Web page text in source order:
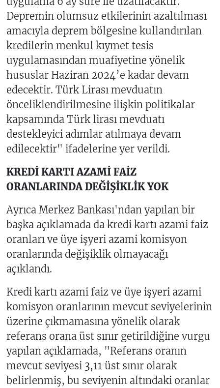
Depremin olumsuz etkilerinin azaltılması
amacıyla deprem bölgesine kullandırılan
kredilerin menkul kıymet tesis
uygulamasından muafiyetine yönelik
hususlar Haziran 2024’e kadar devam
edecektir. Türk Lirası mevduatın
önceliklendirilmesine ilişkin politikalar
kapsamında Türk lirası mevduatı
destekleyici adımlar atılmaya devam
edilecektir" ifadelerine yer verildi.
KREDİ KARTI AZAMİ FAİZ
ORANLARINDA DEĞİŞİKLİK YOK
Ayrıca Merkez Bankası'ndan yapılan bir
başka açıklamada da kredi kartı azami faiz
oranları ve üye işyeri azami komisyon
oranlarında değişiklik olmayacağı
açıklandı.
Kredi kartı azami faiz ve üye işyeri azami
komisyon oranlarının mevcut seviyelerinin
üzerine çıkmamasına yönelik olarak
referans orana üst sınır getirildiğine vurgu
yapılan açıklamada, "Referans oranın
mevcut seviyesi 3,11 üst sınır olarak
belirlenmiş, bu seviyenin altındaki oranlar